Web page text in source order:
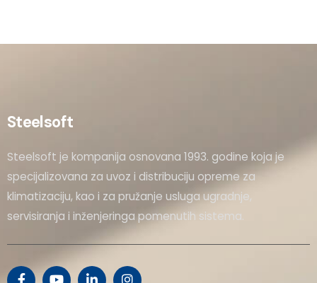
Steelsoft
Steelsoft je kompanija osnovana 1993. godine koja je
specijalizovana za uvoz i distribuciju opreme za
klimatizaciju, kao i za pružanje usluga ugradnje,
servisiranja i inženjeringa pomenutih sistema.